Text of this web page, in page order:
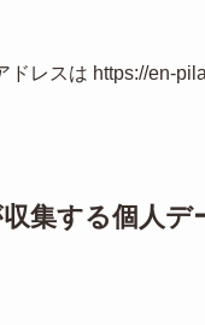
レスは https://en-
集する個人デ